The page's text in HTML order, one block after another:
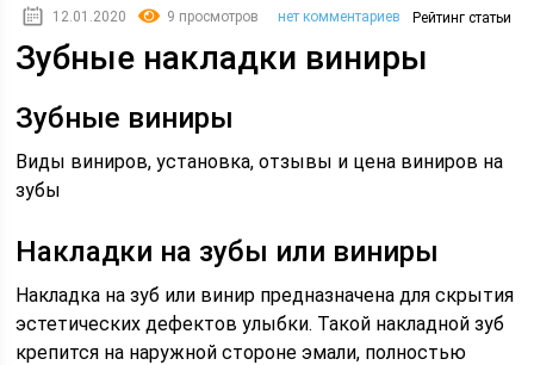
12.01.2020 9 просмотров нет комментариев Рейтинг статьи
Зубные накладки виниры
Зубные виниры
Виды виниров, установка, отзывы и цена виниров на
зубы
Накладки на зубы или виниры
Накладка на зуб или винир предназначена для скрытия
эстетических дефектов улыбки. Такой накладной зуб
крепится на наружной стороне эмали, полностью